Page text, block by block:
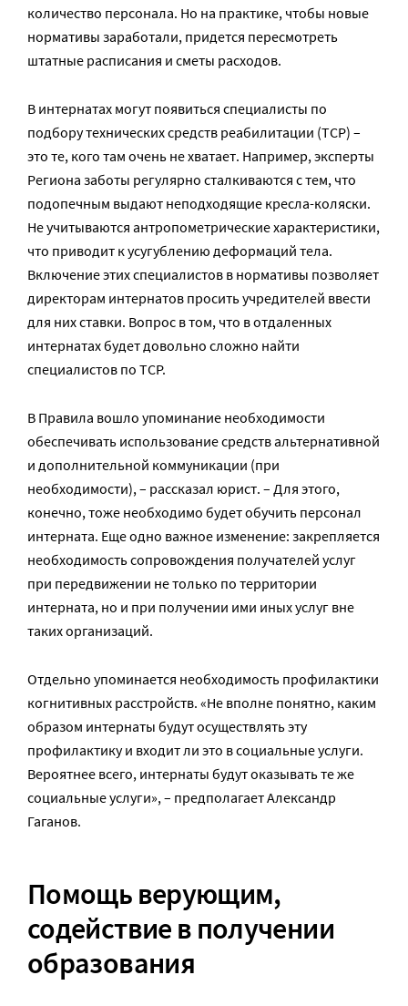
количество персонала. Но на практике, чтобы новые
нормативы заработали, придется пересмотреть
штатные расписания и сметы расходов.
В интернатах могут появиться специалисты по
подбору технических средств реабилитации (ТСР) –
это те, кого там очень не хватает. Например, эксперты
Региона заботы регулярно сталкиваются с тем, что
подопечным выдают неподходящие кресла-коляски.
Не учитываются антропометрические характеристики,
что приводит к усугублению деформаций тела.
Включение этих специалистов в нормативы позволяет
директорам интернатов просить учредителей ввести
для них ставки. Вопрос в том, что в отдаленных
интернатах будет довольно сложно найти
специалистов по ТСР.
В Правила вошло упоминание необходимости
обеспечивать использование средств альтернативной
и дополнительной коммуникации (при
необходимости), – рассказал юрист. – Для этого,
конечно, тоже необходимо будет обучить персонал
интерната. Еще одно важное изменение: закрепляется
необходимость сопровождения получателей услуг
при передвижении не только по территории
интерната, но и при получении ими иных услуг вне
таких организаций.
Отдельно упоминается необходимость профилактики
когнитивных расстройств. «Не вполне понятно, каким
образом интернаты будут осуществлять эту
профилактику и входит ли это в социальные услуги.
Вероятнее всего, интернаты будут оказывать те же
социальные услуги», – предполагает Александр
Гаганов.
Помощь верующим,
содействие в получении
образования